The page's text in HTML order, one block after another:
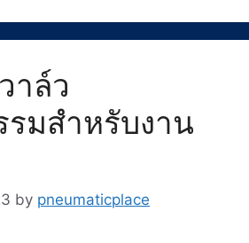
าล์ว
มสำหรับงาน
by pneumaticplace